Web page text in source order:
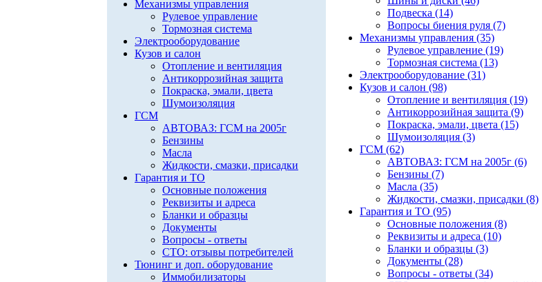
Механизмы управления
Рулевое управление
Тормозная система
Электрооборудование
Кузов и салон
Отопление и вентиляция
Антикоррозийная защита
Покраска, эмали, цвета
Шумоизоляция
ГСМ
АВТОВАЗ: ГСМ на 2005г
Бензины
Масла
Жидкости, смазки, присадки
Гарантия и ТО
Основные положения
Реквизиты и адреса
Бланки и образцы
Документы
Вопросы - ответы
СТО: отзывы потребителей
Тюнинг и доп. оборудование
Иммобилизаторы
Подвеска (14)
Вопросы биения руля (7)
Механизмы управления (35)
Рулевое управление (19)
Тормозная система (13)
Электрооборудование (31)
Кузов и салон (98)
Отопление и вентиляция (19)
Антикоррозийная защита (9)
Покраска, эмали, цвета (15)
Шумоизоляция (3)
ГСМ (62)
АВТОВАЗ: ГСМ на 2005г (6)
Бензины (7)
Масла (35)
Жидкости, смазки, присадки (8)
Гарантия и ТО (95)
Основные положения (8)
Реквизиты и адреса (10)
Бланки и образцы (3)
Документы (28)
Вопросы - ответы (34)